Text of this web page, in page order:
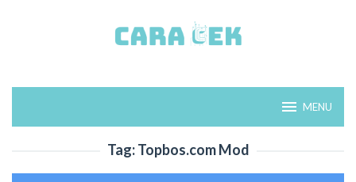
MENU
Tag:Topbos.com Mod